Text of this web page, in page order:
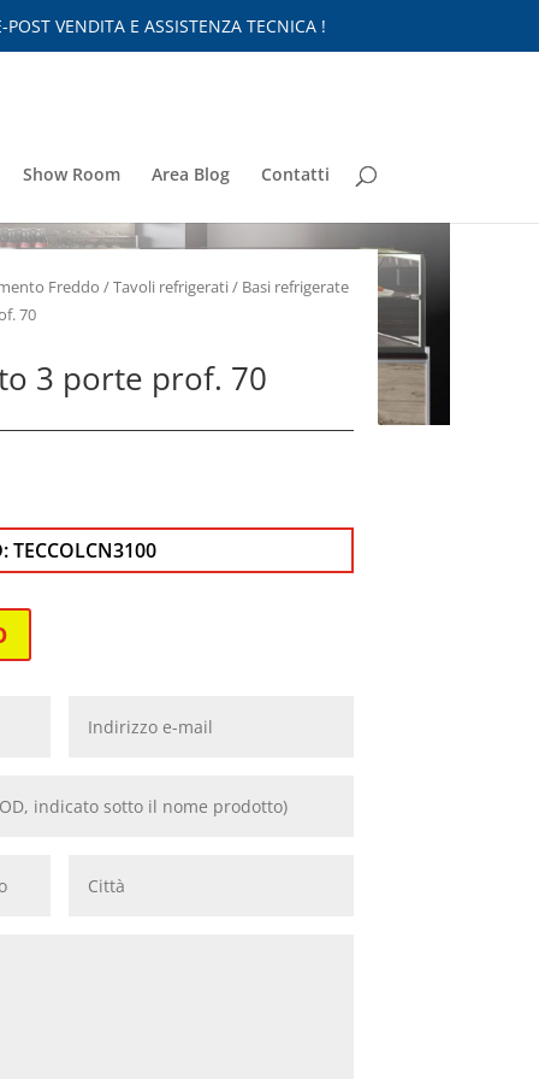
VENDITA E ASSISTENZA TECNICA !
Show Room Area Blog Contatti
Freddo /Tavoli refrigerati/ Basi refrigerate
70
3 porte prof. 70
TECCOLCN3100